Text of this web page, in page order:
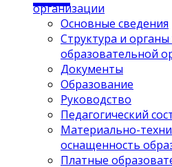
организации
Основные сведения
Структура и
образовательной
Документы
Образование
Руководство
Педагогический
Материально-
оснащенность
Платные